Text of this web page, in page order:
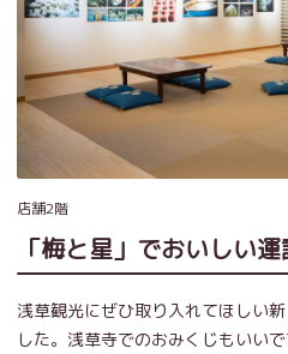
店舗2階
「梅と星」でおいしい運
浅草観光にぜひ取り入れてほしい
した。浅草寺でのおみくじもいい